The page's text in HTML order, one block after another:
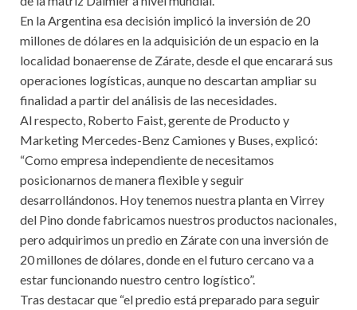
En la Argentina esa decisión implicó la inversión de 20
millones de dólares en la adquisición de un espacio en la
localidad bonaerense de Zárate, desde el que encarará sus
operaciones logísticas, aunque no descartan ampliar su
finalidad a partir del análisis de las necesidades.
Al respecto, Roberto Faist, gerente de Producto y
Marketing Mercedes-Benz Camiones y Buses, explicó:
“Como empresa independiente de necesitamos
posicionarnos de manera flexible y seguir
desarrollándonos. Hoy tenemos nuestra planta en Virrey
del Pino donde fabricamos nuestros productos nacionales,
pero adquirimos un predio en Zárate con una inversión de
20 millones de dólares, donde en el futuro cercano va a
estar funcionando nuestro centro logístico”.
Tras destacar que “el predio está preparado para seguir